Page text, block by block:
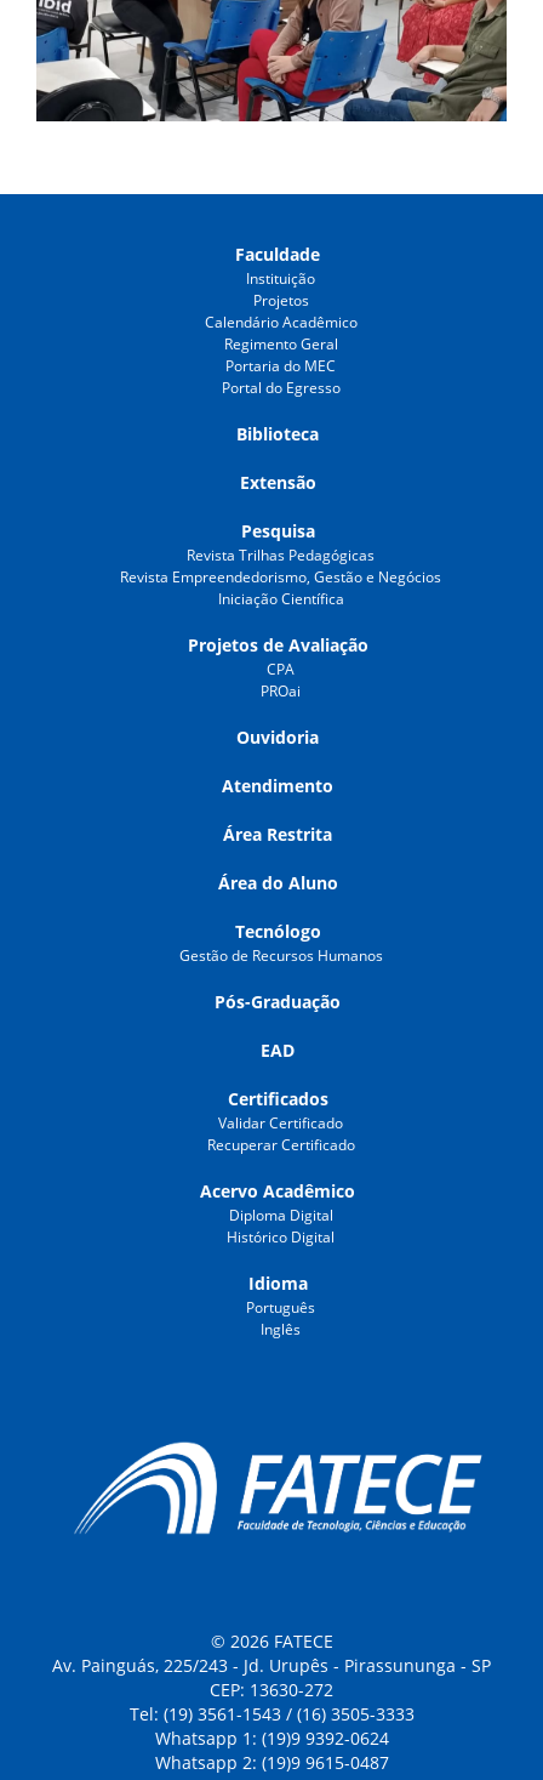
Faculdade
Instituição
Projetos
Calendário Acadêmico
Regimento Geral
Portaria do MEC
Portal do Egresso
Biblioteca
Extensão
Pesquisa
Revista Trilhas Pedagógicas
Revista Empreendedorismo, Gestão e Negócios
Iniciação Científica
Projetos de Avaliação
CPA
PROai
Ouvidoria
Atendimento
Área Restrita
Área do Aluno
Tecnólogo
Gestão de Recursos Humanos
Pós-Graduação
EAD
Certificados
Validar Certificado
Recuperar Certificado
Acervo Acadêmico
Diploma Digital
Histórico Digital
Idioma
Português
Inglês
© 2026 FATECE
Av. Painguás, 225/243 - Jd. Urupês - Pirassununga - SP
CEP: 13630-272
Tel: (19) 3561-1543 / (16) 3505-3333
Whatsapp 1: (19)9 9392-0624
Whatsapp 2: (19)9 9615-0487